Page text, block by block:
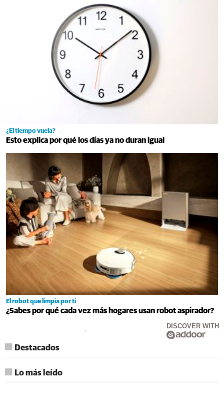
¿El tiempo vuela?
Esto explica por qué los días ya no duran igual
El robot que limpia por ti
¿Sabes por qué cada vez más hogares usan robot aspirador?
DISCOVER WITH
Destacados
Lo más leído